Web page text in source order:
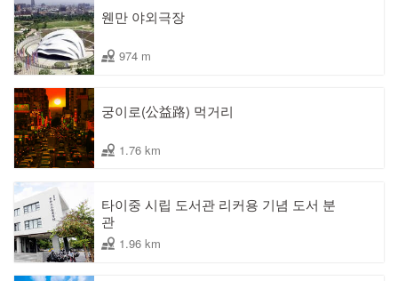
웬만 야외극장
974 m
궁이로(公益路) 먹거리
1.76 km
타이중 시립 도서관 리커용 기념 도서 분
관
1.96 km